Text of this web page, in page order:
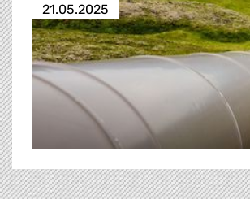
21.05.2025